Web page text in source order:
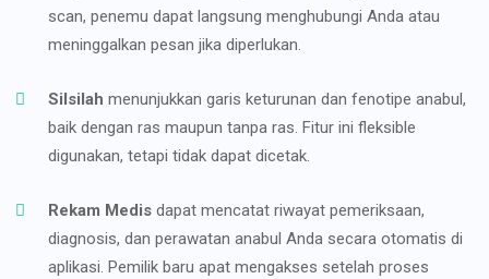
scan, penemu dapat langsung menghubungi Anda atau
meninggalkan pesan jika diperlukan.
Silsilah menunjukkan garis keturunan dan fenotipe anabul,
baik dengan ras maupun tanpa ras. Fitur ini fleksible
digunakan, tetapi tidak dapat dicetak.
Rekam Medis dapat mencatat riwayat pemeriksaan,
diagnosis, dan perawatan anabul Anda secara otomatis di
aplikasi. Pemilik baru apat mengakses setelah proses